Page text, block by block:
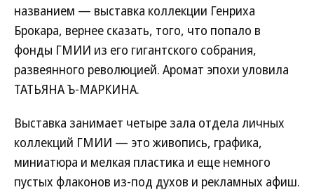
названием — выставка коллекции Генриха
Брокара, вернее сказать, того, что попало в
фонды ГМИИ из его гигантского собрания,
развеянного революцией. Аромат эпохи уловила
ТАТЬЯНА Ъ-МАРКИНА.
Выставка занимает четыре зала отдела личных
коллекций ГМИИ — это живопись, графика,
миниатюра и мелкая пластика и еще немного
пустых флаконов из-под духов и рекламных афиш.